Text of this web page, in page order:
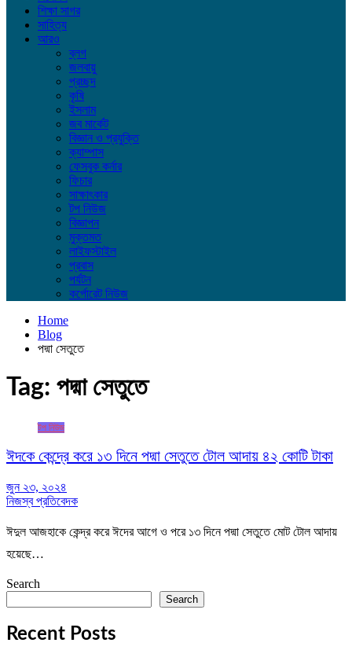
শিক্ষা সাগর
সাহিত্য
আরও
ব্লগ
জলবায়ু
প্রচ্ছদ
কৃষি
ইসলাম
জব মার্কেট
বিজ্ঞান ও প্রযুক্তি
ক্যাম্পাস
ফেসবুক কর্নার
ফিচার
সাক্ষাৎকার
টপ নিউজ
বিজ্ঞাপন
মুক্তমত
লাইফস্টাইল
প্রবাস
পর্যটন
কর্পোরেট নিউজ
Home
Blog
পদ্মা সেতুতে
Tag: পদ্মা সেতুতে
টপ নিউজ
ঈদকে কেন্দ্রে করে ১৩ দিনে পদ্মা সেতুতে টোল আদায় ৪২ কোটি টাকা
জুন ২৩, ২০২৪
নিজস্ব প্রতিবেদক
ঈদুল আজহাকে কেন্দ্র করে ঈদের আগে ও পরে ১৩ দিনে পদ্মা সেতুতে মোট টোল আদায়
হয়েছে…
Search
Search
Recent Posts